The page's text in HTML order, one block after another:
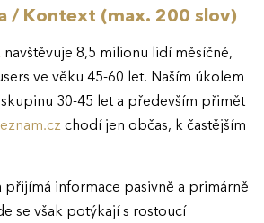
/ Kontext (max. 200 slov)
navštěvuje 8,5 milionu lidí měsíčně,
ve věku 45-60 let. Naším úkolem
30-45 let a především přimět
chodí jen občas, k častějším
informace pasivně a primárně
se však potýkají s rostoucí